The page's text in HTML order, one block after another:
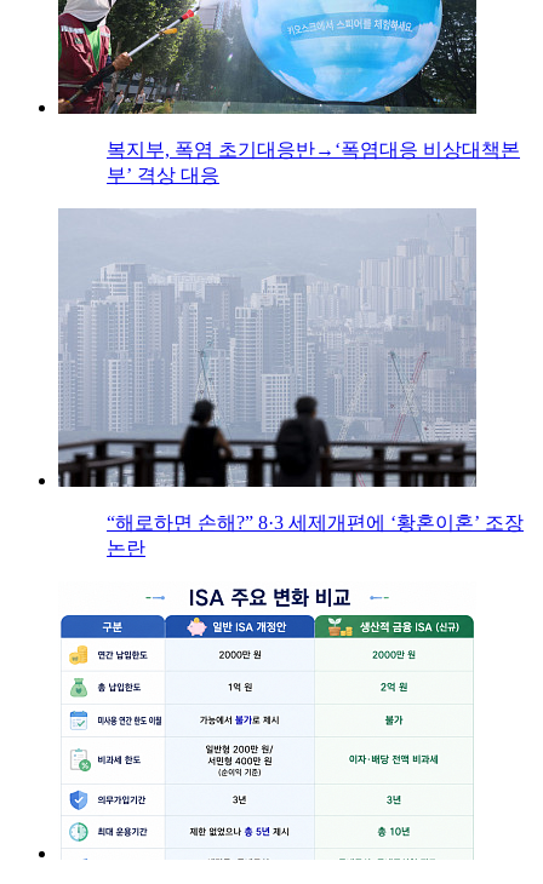
복지부, 폭염 초기대응반→‘폭염대응 비상대책본
부’ 격상 대응
“해로하면 손해?” 8·3 세제개편에 ‘황혼이혼’ 조장
논란